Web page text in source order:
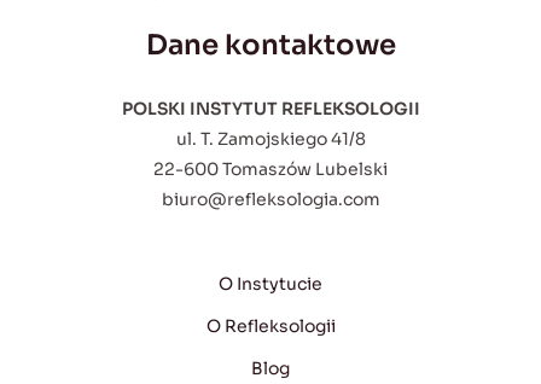
Dane kontaktowe
POLSKI INSTYTUT REFLEKSOLOGII
ul. T. Zamojskiego 41/8
22-600 Tomaszów Lubelski
biuro@refleksologia.com
O Instytucie
O Refleksologii
Blog